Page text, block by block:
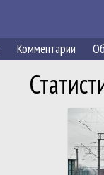
Комментарии